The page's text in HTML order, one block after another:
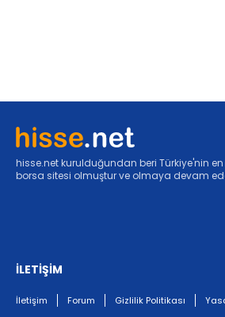
hisse.net kurulduğundan beri Türkiye'nin
borsa sitesi olmuştur ve olmaya devam
İLETİŞİM
İletişim Forum Gizlilik Politikası